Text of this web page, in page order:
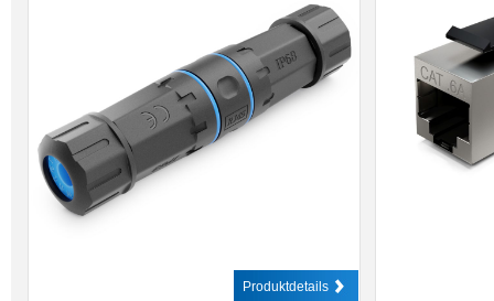
Kabel Verlängerung Außenbereich Garten 2x
Produktdetails